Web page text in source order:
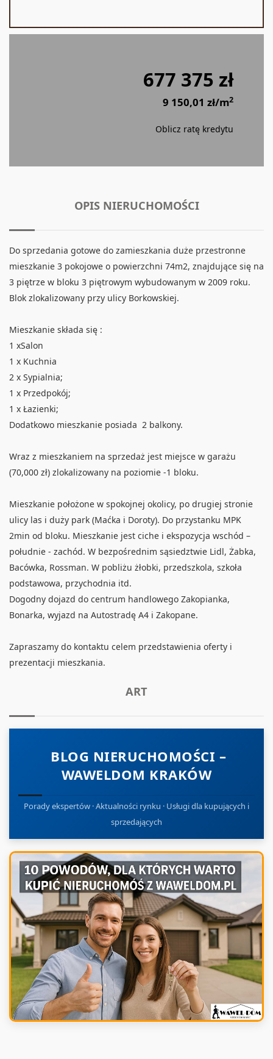
677 375 zł
9 150,01 zł/m2
Oblicz ratę kredytu
OPIS NIERUCHOMOŚCI
Do sprzedania gotowe do zamieszkania duże przestronne
mieszkanie 3 pokojowe o powierzchni 74m2, znajdujące się na
3 piętrze w bloku 3 piętrowym wybudowanym w 2009 roku.
Blok zlokalizowany przy ulicy Borkowskiej.
Mieszkanie składa się :
1 xSalon
1 x Kuchnia
2 x Sypialnia;
1 x Przedpokój;
1 x Łazienki;
Dodatkowo mieszkanie posiada 2 balkony.
Wraz z mieszkaniem na sprzedaż jest miejsce w garażu
(70,000 zł) zlokalizowany na poziomie -1 bloku.
Mieszkanie położone w spokojnej okolicy, po drugiej stronie
ulicy las i duży park (Maćka i Doroty). Do przystanku MPK
2min od bloku. Mieszkanie jest ciche i ekspozycja wschód –
południe - zachód. W bezpośrednim sąsiedztwie Lidl, Żabka,
Bacówka, Rossman. W pobliżu żłobki, przedszkola, szkoła
podstawowa, przychodnia itd.
Dogodny dojazd do centrum handlowego Zakopianka,
Bonarka, wyjazd na Autostradę A4 i Zakopane.
Zapraszamy do kontaktu celem przedstawienia oferty i
prezentacji mieszkania.
ART
BLOG NIERUCHOMOŚCI –
WAWELDOM KRAKÓW
Porady ekspertów · Aktualności rynku · Usługi dla kupujących i
sprzedających